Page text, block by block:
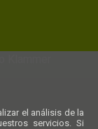
el análisis de la
servicios. Si